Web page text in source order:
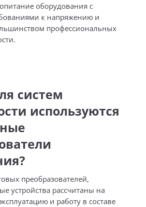
оборудования с
к напряжению и
профессиональных
систем
используются
преобразователей,
устройства рассчитаны на
и работу в составе